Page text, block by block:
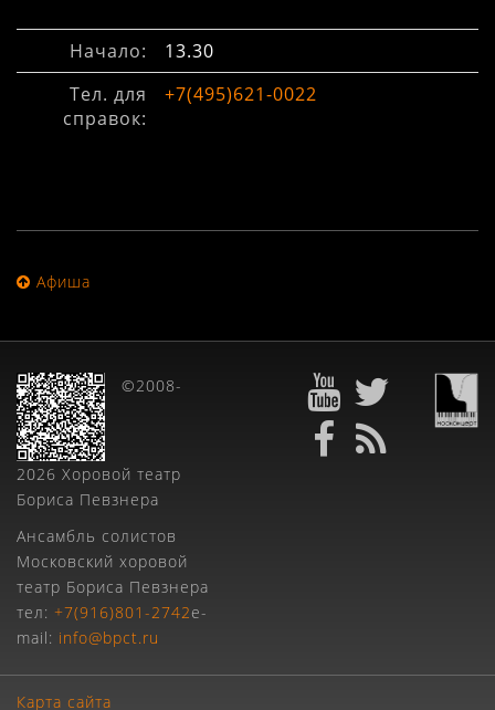
Начало:
13.30
Тел. для
справок:
+7(495)621-0022
Афиша
©2008-
2026 Хоровой театр
Бориса Певзнера
Ансамбль солистов
Московский хоровой
театр Бориса Певзнера
тел: +7(916)801-2742e-
mail: info@bpct.ru
Карта сайта